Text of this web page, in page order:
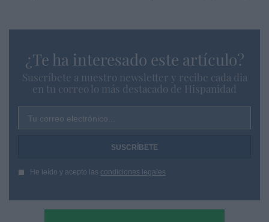
¿Te ha interesado este artículo?
Suscríbete a nuestro newsletter y recibe cada dia
en tu correo lo más destacado de Hispanidad
Tu correo electrónico...
He leído y acepto las condiciones legales